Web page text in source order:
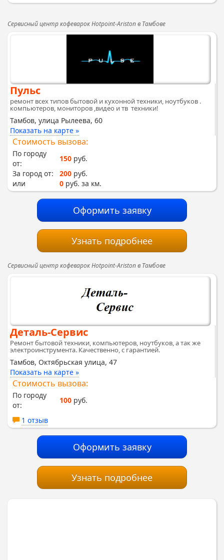
Сервисный центр кофеварок Hotpoint-Ariston в Тамбове
Пульс
ремонт всех типов бытовой и кухонной техники, ноутбуков .
компьютеров, мониторов ,видео и тв техники!
Тамбов, улица Рылеева, 60
Показать на карте »
Стоимость вызова:
По городу
от:
150 руб.
За город от:
200 руб.
или
0 руб. за км.
Оформить заявку
Узнать подробнее
Сервисный центр кофеварок Hotpoint-Ariston в Тамбове
Деталь-Сервис
Ремонт бытовой техники, компьютеров, ноутбуков, а так же
электроинструмента. Качественно, с гарантией.
Тамбов, Октябрьская улица, 47
Показать на карте »
Стоимость вызова:
По городу
от:
100 руб.
1 отзыв
Оформить заявку
Узнать подробнее